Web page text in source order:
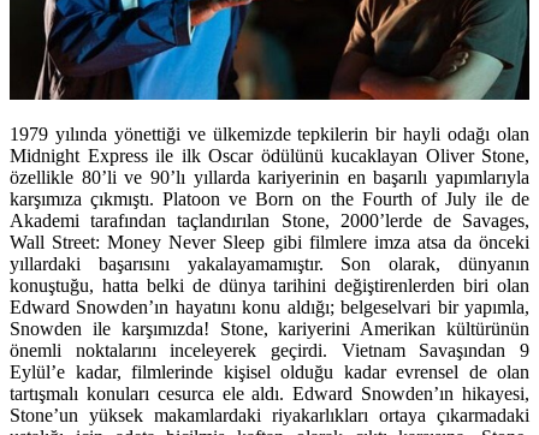
1979 yılında yönettiği ve ülkemizde tepkilerin bir hayli odağı olan
Midnight Express ile ilk Oscar ödülünü kucaklayan Oliver Stone,
özellikle 80’li ve 90’lı yıllarda kariyerinin en başarılı yapımlarıyla
karşımıza çıkmıştı. Platoon ve Born on the Fourth of July ile de
Akademi tarafından taçlandırılan Stone, 2000’lerde de Savages,
Wall Street: Money Never Sleep gibi filmlere imza atsa da önceki
yıllardaki başarısını yakalayamamıştır. Son olarak, dünyanın
konuştuğu, hatta belki de dünya tarihini değiştirenlerden biri olan
Edward Snowden’ın hayatını konu aldığı; belgeselvari bir yapımla,
Snowden ile karşımızda! Stone, kariyerini Amerikan kültürünün
önemli noktalarını inceleyerek geçirdi. Vietnam Savaşından 9
Eylül’e kadar, filmlerinde kişisel olduğu kadar evrensel de olan
tartışmalı konuları cesurca ele aldı. Edward Snowden’ın hikayesi,
Stone’un yüksek makamlardaki riyakarlıkları ortaya çıkarmadaki